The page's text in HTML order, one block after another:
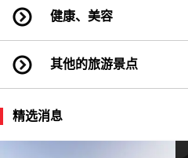
健康、美容
其他的旅游景点
精选消息